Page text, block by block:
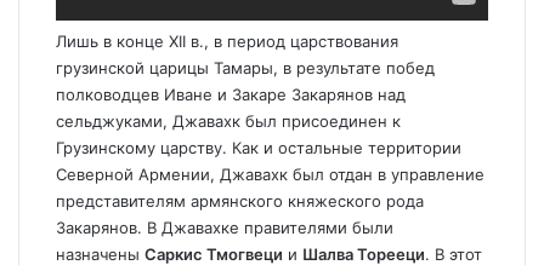
Лишь в конце XII в., в период царствования
грузинской царицы Тамары, в результате побед
полководцев Иване и Закаре Закарянов над
сельджуками, Джавахк был присоединен к
Грузинскому царству. Как и остальные территории
Северной Армении, Джавахк был отдан в управление
представителям армянского княжеского рода
Закарянов. В Джавахке правителями были
назначены Саркис Тмогвеци и Шалва Торееци. В этот